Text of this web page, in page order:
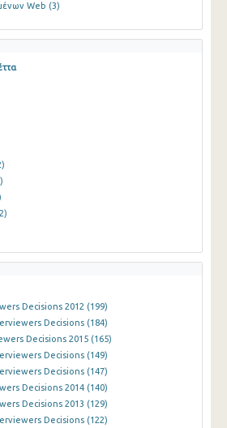
Web (3)
Decisions 2012 (199)
Decisions (184)
Decisions 2015 (165)
Decisions (149)
Decisions (147)
Decisions 2014 (140)
Decisions 2013 (129)
Decisions (122)